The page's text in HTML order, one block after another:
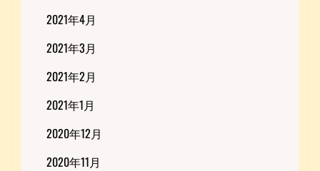
2021年4月
2021年3月
2021年2月
2021年1月
2020年12月
2020年11月